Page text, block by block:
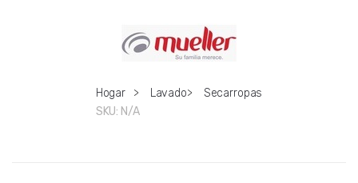
Hogar > Lavado>
Secarropas
SKU: N/A